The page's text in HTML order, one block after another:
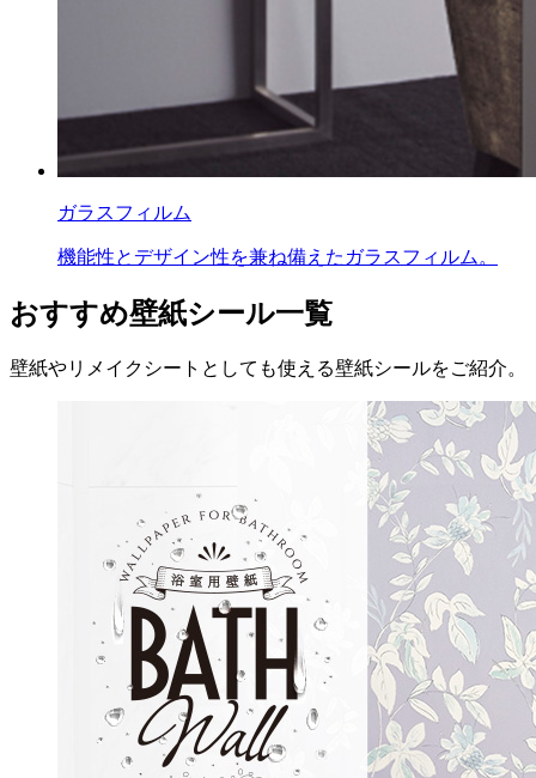
ガラスフィルム
機能性とデザイン性を兼ね備えたガラスフィルム。
おすすめ壁紙シール一覧
壁紙やリメイクシートとしても使える壁紙シールをご紹介。